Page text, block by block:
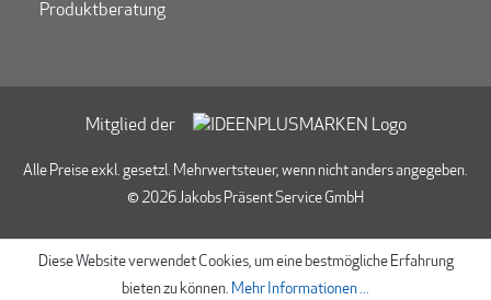
Produktberatung
Mitglied der
Alle Preise exkl. gesetzl. Mehrwertsteuer, wenn nicht anders angegeben.
© 2026 Jakobs Präsent Service GmbH
Diese Website verwendet Cookies, um eine bestmögliche Erfahrung
bieten zu können. Mehr Informationen ...